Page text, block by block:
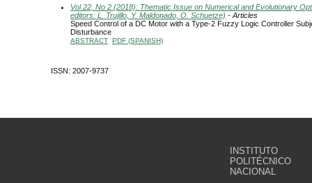
Vol 22, No 2 (2018): Thematic Issue on Numerical and Evolutionary
editors: L. Trujillo, Y. Maldonado, O. Schuetze) - Articles
Speed Control of a DC Motor with a Type-2 Fuzzy Logic Controller
Disturbance
ABSTRACT PDF (SPANISH)
ISSN: 2007-9737
INSTITUTO
POLITÉCNICO
NACIONAL